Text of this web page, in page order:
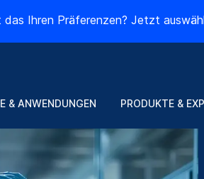
das Ihren Präferenzen? Jetzt
& ANWENDUNGEN PRODUKTE &